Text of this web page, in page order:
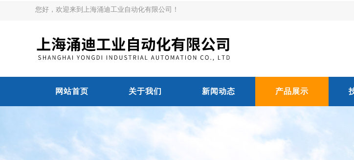
您好，欢迎来到上海涌迪工业自动化有限公司！
网站首页 关于我们 新闻动态 产品展示